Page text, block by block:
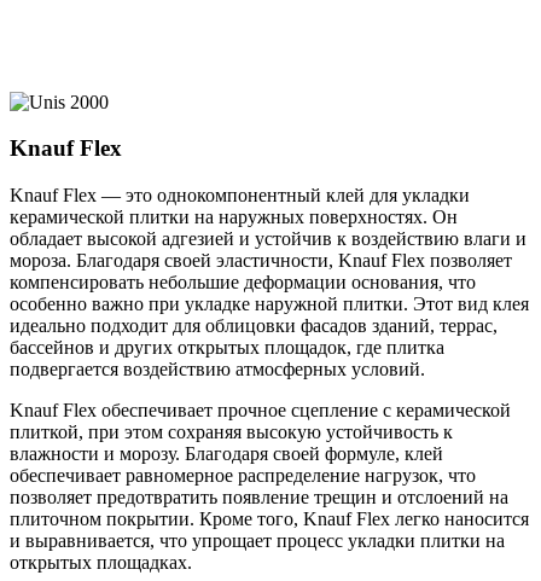
Knauf Flex
Knauf Flex — это однокомпонентный клей для укладки
керамической плитки на наружных поверхностях. Он
обладает высокой адгезией и устойчив к воздействию влаги и
мороза. Благодаря своей эластичности, Knauf Flex позволяет
компенсировать небольшие деформации основания, что
особенно важно при укладке наружной плитки. Этот вид клея
идеально подходит для облицовки фасадов зданий, террас,
бассейнов и других открытых площадок, где плитка
подвергается воздействию атмосферных условий.
Knauf Flex обеспечивает прочное сцепление с керамической
плиткой, при этом сохраняя высокую устойчивость к
влажности и морозу. Благодаря своей формуле, клей
обеспечивает равномерное распределение нагрузок, что
позволяет предотвратить появление трещин и отслоений на
плиточном покрытии. Кроме того, Knauf Flex легко наносится
и выравнивается, что упрощает процесс укладки плитки на
открытых площадках.